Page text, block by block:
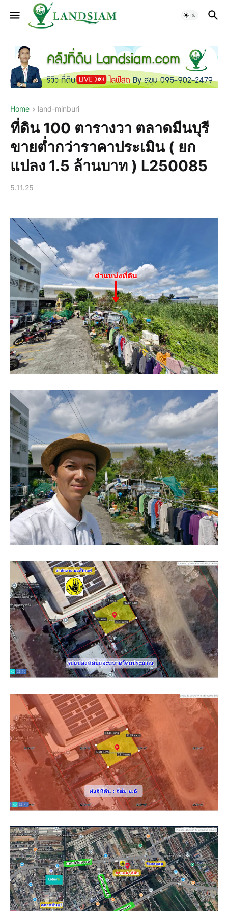
Home land-minburi
ที่ดิน 100 ตารางวา ตลาดมีนบุรี
ขายต่ำกว่าราคาประเมิน ( ยก
แปลง 1.5 ล้านบาท ) L250085
5.11.25